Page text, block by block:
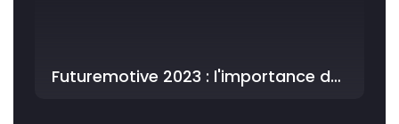
Futuremotive 2023 : l'importance de la confidentialité augmente dans le secteur automobile